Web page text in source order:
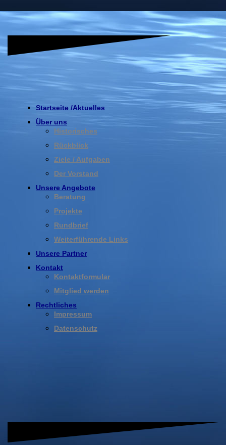
Startseite /Aktuelles
Über uns
Historisches
Rückblick
Ziele / Aufgaben
Der Vorstand
Unsere Angebote
Beratung
Projekte
Rundbrief
Weiterführende Links
Unsere Partner
Kontakt
Kontaktformular
Mitglied werden
Rechtliches
Impressum
Datenschutz